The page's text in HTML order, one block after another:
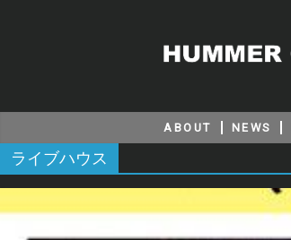
ABOUT NEWS
ライブハウス